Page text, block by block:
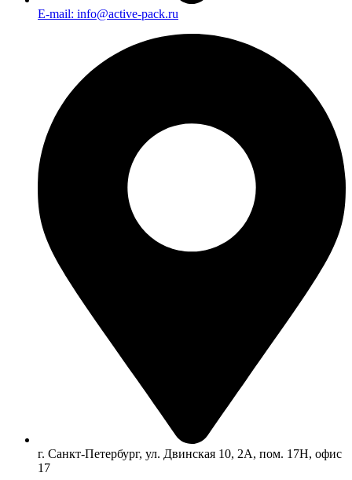
E-mail: info@active-pack.ru
г. Санкт-Петербург, ул. Двинская 10, 2А, пом. 17Н, офис
17